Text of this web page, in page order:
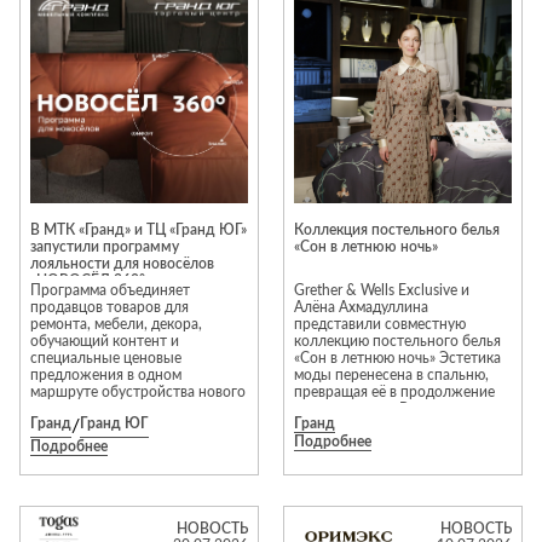
Приставные
столики
Сервировочные
столики
Туалетные
столики
Все стулья
Барные стулья
Стулья
Табуреты
Двери
Входные двери
двери
Беседки,
павильоны,
Грили и очаги
Диваны
Кресла и
ресторанов и
Сантехника
Душ
Торшеры
Уличный свет
Товары для
дома
Ароматы для
дома и
косметика
Бытовая химия
Вешалки
Гладильные
доски
В МТК «Гранд» и ТЦ «Гранд ЮГ»
запустили программу
лояльности для новосёлов
«НОВОСЁЛ 360°»
Программа объединяет
продавцов товаров для
ремонта, мебели, декора,
обучающий контент и
специальные ценовые
предложения в одном
маршруте обустройства нового
Гранд/ Гранд ЮГ
Подробнее
Коллекция постельного белья
«Сон в летнюю ночь»
Grether & Wells Exclusive и
Алёна Ахмадуллина
представили совместную
коллекцию постельного белья
«Сон в летнюю ночь» Эстетика
моды перенесена в спальню,
превращая её в продолжение
коллекции — уникальные
авторские цветочные принты
декоративных наволочек.
материалам. Коллекция
выполнена из тенселя 300 TC —
Гранд
Подробнее
НОВОСТЬ
НОВОСТЬ